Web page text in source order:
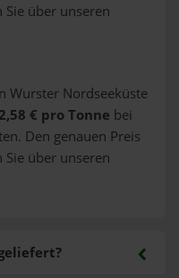
über unseren
Wurster Nordseeküste
€ pro Tonne bei
Den genauen Preis
über unseren